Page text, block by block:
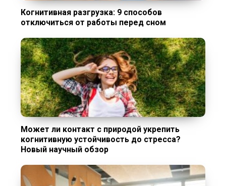
Когнитивная разгрузка: 9 способов
отключиться от работы перед сном
Может ли контакт с природой укрепить
когнитивную устойчивость до стресса?
Новый научный обзор